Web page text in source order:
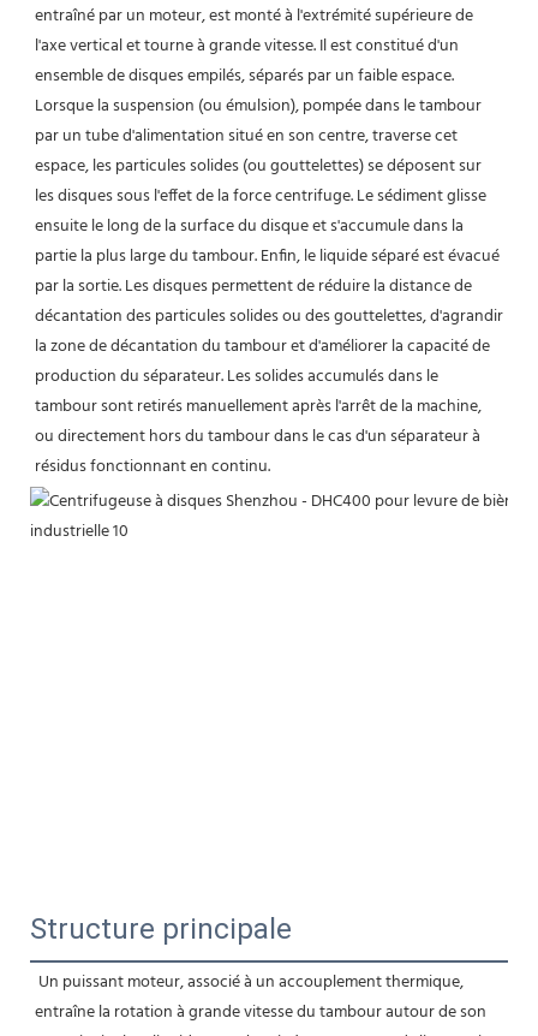
entraîné par un moteur, est monté à l'extrémité supérieure de
l'axe vertical et tourne à grande vitesse. Il est constitué d'un
ensemble de disques empilés, séparés par un faible espace.
Lorsque la suspension (ou émulsion), pompée dans le tambour
par un tube d'alimentation situé en son centre, traverse cet
espace, les particules solides (ou gouttelettes) se déposent sur
les disques sous l'effet de la force centrifuge. Le sédiment glisse
ensuite le long de la surface du disque et s'accumule dans la
partie la plus large du tambour. Enfin, le liquide séparé est évacué
par la sortie. Les disques permettent de réduire la distance de
décantation des particules solides ou des gouttelettes, d'agrandir
la zone de décantation du tambour et d'améliorer la capacité de
production du séparateur. Les solides accumulés dans le
tambour sont retirés manuellement après l'arrêt de la machine,
ou directement hors du tambour dans le cas d'un séparateur à
résidus fonctionnant en continu.
Structure principale
Un puissant moteur, associé à un accouplement thermique,
entraîne la rotation à grande vitesse du tambour autour de son